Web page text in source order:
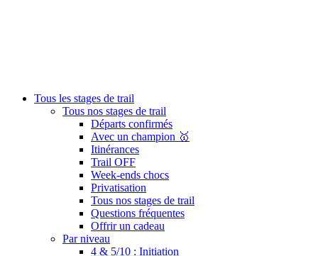
Tous les stages de trail
Tous nos stages de trail
Départs confirmés
Avec un champion 🥇
Itinérances
Trail OFF
Week-ends chocs
Privatisation
Tous nos stages de trail
Questions fréquentes
Offrir un cadeau
Par niveau
4 & 5/10 : Initiation